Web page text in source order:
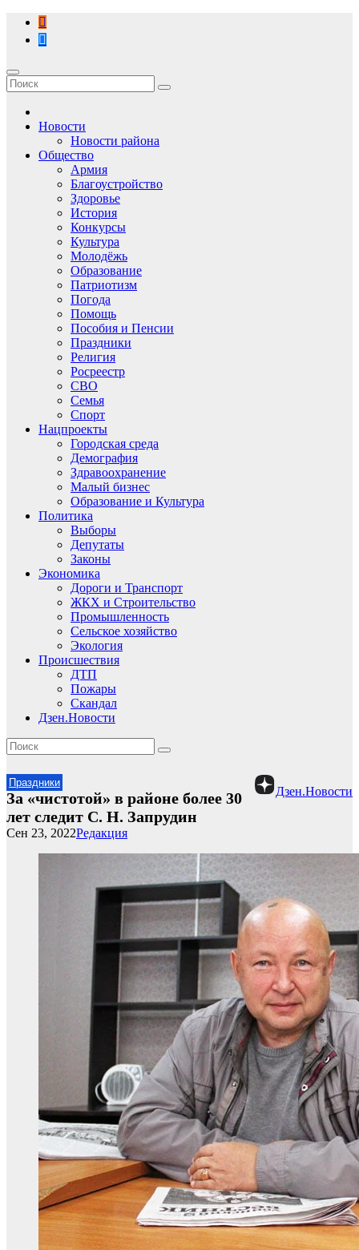
Перейти
содержимому
Новости
Новости района
Общество
Армия
Благоустройство
Здоровье
История
Конкурсы
Культура
Молодёжь
Образование
Патриотизм
Погода
Помощь
Пособия и Пенсии
Праздники
Религия
Росреестр
СВО
Семья
Спорт
Нацпроекты
Городская среда
Демография
Здравоохранение
Малый бизнес
Образование и Культура
Политика
Выборы
Депутаты
Законы
Экономика
Дороги и Транспорт
ЖКХ и Строительство
Промышленность
Сельское хозяйство
Экология
Происшествия
ДТП
Пожары
Скандал
Дзен.Новости
Праздники
Дзен.Новости
За «чистотой» в районе более 30
лет следит С. Н. Запрудин
Редакция
Сен 23, 2022